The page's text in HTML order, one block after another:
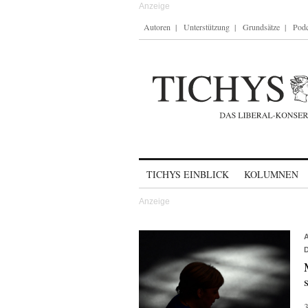
Autoren Unterstützung Grundsätze
TICHYS EINBLICK KOLUMNEN